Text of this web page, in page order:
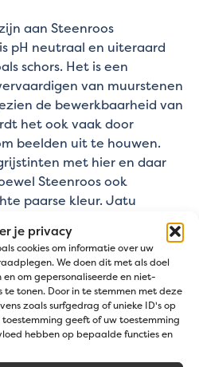
je privacy
cookies om informatie over uw
We doen dit met als doel
om gepersonaliseerde en niet-
tonen. Door in te stemmen met deze
zoals surfgedrag of unieke ID's op
toestemming geeft of uw toestemming
hebben op bepaalde functies en
aan Steenroos
pH neutraal en uiteraard
schors. Het is een
van muurstenen
de bewerkbaarheid van
het ook vaak door
beelden uit te houwen.
met hier en daar
Steenroos ook
paarse kleur. Jatu
kwaliteit zonder oxidatie.
1500 kg/m³